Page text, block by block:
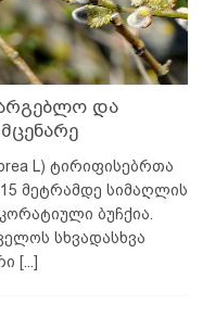
და
L) ტირიფისებრთა
მეტრამდე სიმაღლის
ბუჩქია.
სხვადასხვა
[...]